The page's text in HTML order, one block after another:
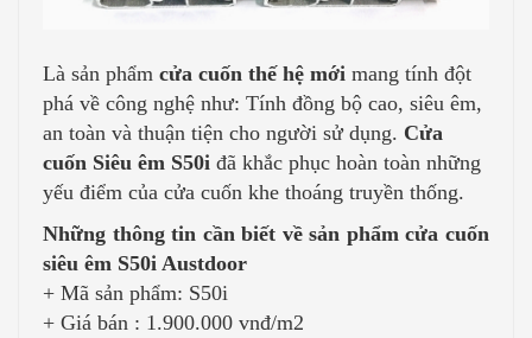
Là sản phẩm cửa cuốn thế hệ mới mang tính đột
phá về công nghệ như: Tính đồng bộ cao, siêu êm,
an toàn và thuận tiện cho người sử dụng. Cửa
cuốn Siêu êm S50i đã khắc phục hoàn toàn những
yếu điểm của cửa cuốn khe thoáng truyền thống.
Những thông tin cần biết về sản phẩm cửa cuốn
siêu êm S50i Austdoor
+ Mã sản phẩm: S50i
+ Giá bán : 1.900.000 vnđ/m2